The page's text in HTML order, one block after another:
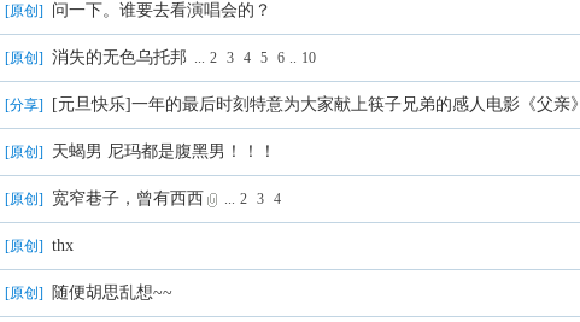
[原创 ] 问一下。谁要去看演唱会的？
[原创 ] 消失的无色乌托邦 ... 2 3 4 5 6 .. 10
[分享] [元旦快乐]一年的最后时刻特意为大家献上筷子兄弟的感人电影《父亲》
[原创 ] 天蝎男 尼玛都是腹黑男！！！
[原创 ] 宽窄巷子，曾有西西 ... 2 3 4
[原创 ] thx
[原创 ] 随便胡思乱想~~